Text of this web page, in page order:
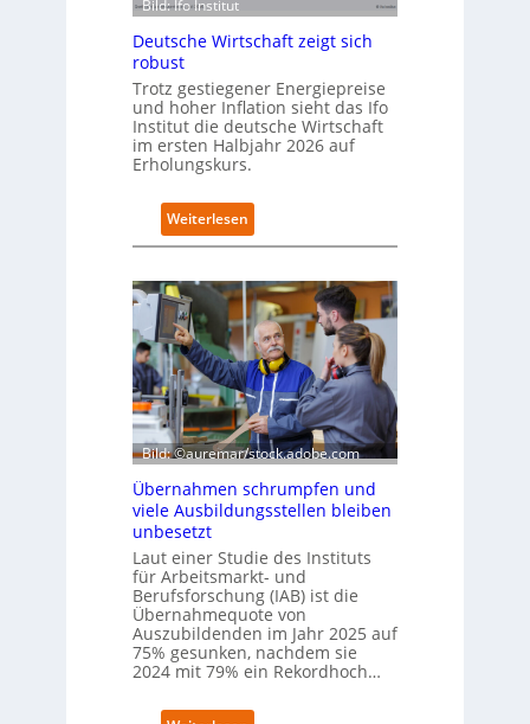
i
B
i
t
k
m
-
D
S
I
-
I
n
d
e
x
a
f
P
a
t
z
1
Bild: Ifo Institut
Deutsche Wirtschaft zeigt sich
robust
Trotz gestiegener Energiepreise
und hoher Inflation sieht das Ifo
Institut die deutsche Wirtschaft
im ersten Halbjahr 2026 auf
Erholungskurs.
Weiterlesen:
D
u
t
s
c
h
e
W
i
r
s
c
a
f
t
z
e
i
t
Bild: ©auremar/stock.adobe.com
Übernahmen schrumpfen und
viele Ausbildungsstellen bleiben
unbesetzt
Laut einer Studie des Instituts
für Arbeitsmarkt- und
Berufsforschung (IAB) ist die
Übernahmequote von
Auszubildenden im Jahr 2025 auf
75% gesunken, nachdem sie
2024 mit 79% ein Rekordhoch…